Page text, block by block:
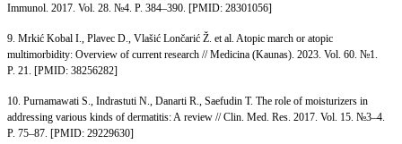
Immunol. 2017. Vol. 28. №4. P. 384–390. [PMID: 28301056]
9. Mrkić Kobal I., Plavec D., Vlašić Lončarić Ž. et al. Atopic march or atopic
multimorbidity: Overview of current research // Medicina (Kaunas). 2023. Vol. 60. №1.
P. 21. [PMID: 38256282]
10. Purnamawati S., Indrastuti N., Danarti R., Saefudin T. The role of moisturizers in
addressing various kinds of dermatitis: A review // Clin. Med. Res. 2017. Vol. 15. №3–4.
P. 75–87. [PMID: 29229630]